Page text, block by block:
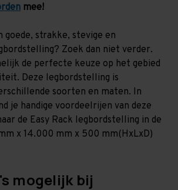
mee!
goede, strakke, stevige en
Zoek dan niet verder.
de perfecte keuze op het gebied
Deze legbordstelling is
soorten en maten. In
je handige voordeelrijen van deze
de Easy Rack legbordstelling in de
x 14.000 mm x 500 mm(HxLxD)
mogelijk bij